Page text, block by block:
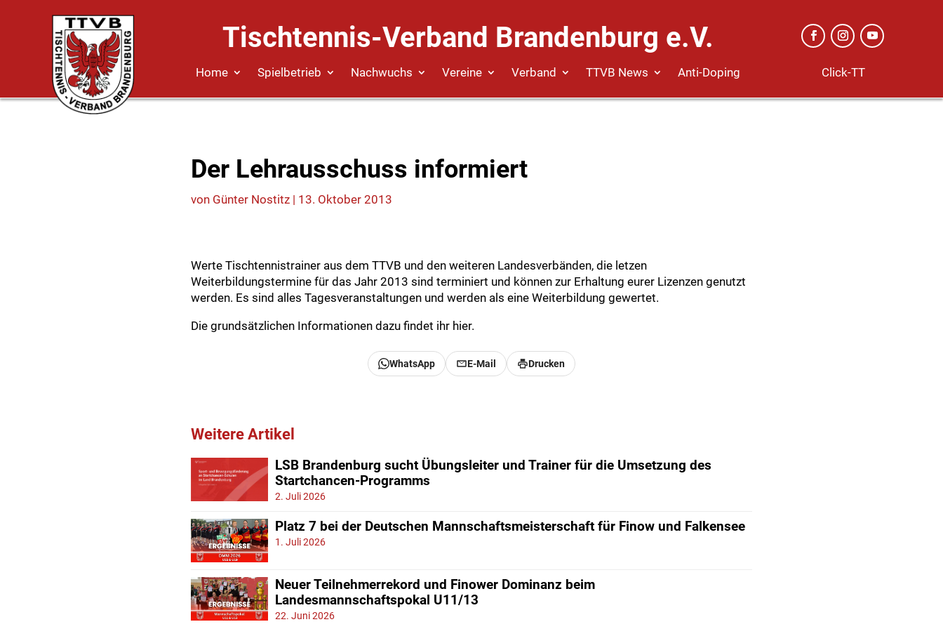
Tischtennis-Verband Brandenburg e.V.
Home Spielbetrieb Nachwuchs Vereine Verband TTVB News Anti-Doping Click-TT
Der Lehrausschuss informiert
von Günter Nostitz | 13. Oktober 2013
Werte Tischtennistrainer aus dem TTVB und den weiteren Landesverbänden, die letzen
Weiterbildungstermine für das Jahr 2013 sind terminiert und können zur Erhaltung eurer Lizenzen genutzt
werden. Es sind alles Tagesveranstaltungen und werden als eine Weiterbildung gewertet.
Die grundsätzlichen Informationen dazu findet ihr hier.
WhatsApp E-Mail Drucken
Weitere Artikel
LSB Brandenburg sucht Übungsleiter und Trainer für die Umsetzung des
Startchancen-Programms
2. Juli 2026
Platz 7 bei der Deutschen Mannschaftsmeisterschaft für Finow und Falkensee
1. Juli 2026
Neuer Teilnehmerrekord und Finower Dominanz beim
Landesmannschaftspokal U11/13
22. Juni 2026